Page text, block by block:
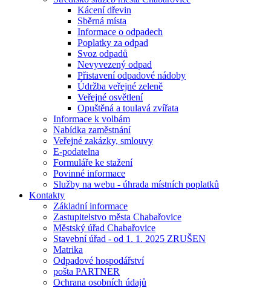
Kácení dřevin
Sběrná místa
Informace o odpadech
Poplatky za odpad
Svoz odpadů
Nevyvezený odpad
Přistavení odpadové nádoby
Údržba veřejné zeleně
Veřejné osvětlení
Opuštěná a toulavá zvířata
Informace k volbám
Nabídka zaměstnání
Veřejné zakázky, smlouvy
E-podatelna
Formuláře ke stažení
Povinné informace
Služby na webu - úhrada místních poplatků
Kontakty
Základní informace
Zastupitelstvo města Chabařovice
Městský úřad Chabařovice
Stavební úřad - od 1. 1. 2025 ZRUŠEN
Matrika
Odpadové hospodářství
pošta PARTNER
Ochrana osobních údajů